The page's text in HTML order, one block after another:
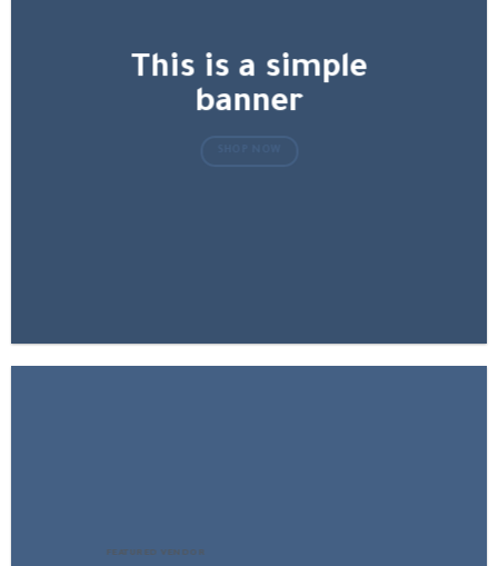
This is a simple
banner
FEATURED VENDOR